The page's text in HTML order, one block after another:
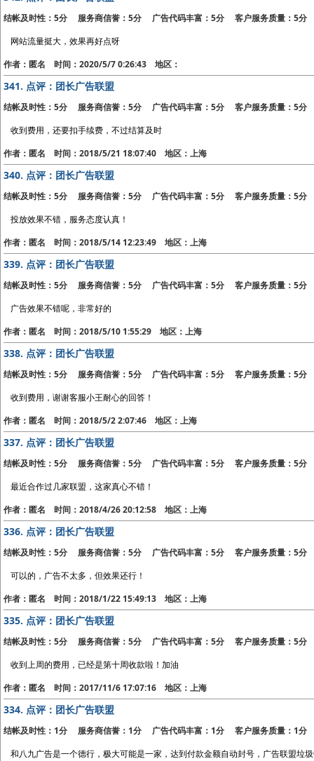
结帐及时性：5分 服务商信誉：5分 广告代码丰富：5分 客户服务质量：5分
网站流量挺大，效果再好点呀
作者：匿名 时间：2020/5/7 0:26:43 地区：
341. 点评：团长广告联盟
结帐及时性：5分 服务商信誉：5分 广告代码丰富：5分 客户服务质量：5分
收到费用，还要扣手续费，不过结算及时
作者：匿名 时间：2018/5/21 18:07:40 地区：上海
340. 点评：团长广告联盟
结帐及时性：5分 服务商信誉：5分 广告代码丰富：5分 客户服务质量：5分
投放效果不错，服务态度认真！
作者：匿名 时间：2018/5/14 12:23:49 地区：上海
339. 点评：团长广告联盟
结帐及时性：5分 服务商信誉：5分 广告代码丰富：5分 客户服务质量：5分
广告效果不错呢，非常好的
作者：匿名 时间：2018/5/10 1:55:29 地区：上海
338. 点评：团长广告联盟
结帐及时性：5分 服务商信誉：5分 广告代码丰富：5分 客户服务质量：5分
收到费用，谢谢客服小王耐心的回答！
作者：匿名 时间：2018/5/2 2:07:46 地区：上海
337. 点评：团长广告联盟
结帐及时性：5分 服务商信誉：5分 广告代码丰富：5分 客户服务质量：5分
最近合作过几家联盟，这家真心不错！
作者：匿名 时间：2018/4/26 20:12:58 地区：上海
336. 点评：团长广告联盟
结帐及时性：5分 服务商信誉：5分 广告代码丰富：5分 客户服务质量：5分
可以的，广告不太多，但效果还行！
作者：匿名 时间：2018/1/22 15:49:13 地区：上海
335. 点评：团长广告联盟
结帐及时性：5分 服务商信誉：5分 广告代码丰富：5分 客户服务质量：5分
收到上周的费用，已经是第十周收款啦！加油
作者：匿名 时间：2017/11/6 17:07:16 地区：上海
334. 点评：团长广告联盟
结帐及时性：1分 服务商信誉：1分 广告代码丰富：1分 客户服务质量：1分
和八九广告是一个德行，极大可能是一家，达到付款金额自动封号，广告联盟垃